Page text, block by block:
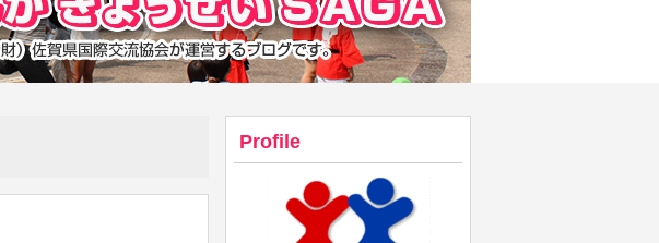
Profile